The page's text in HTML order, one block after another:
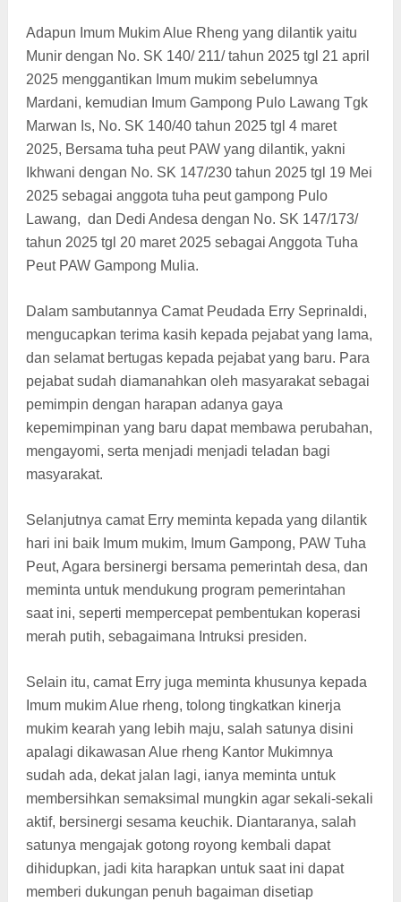
Adapun Imum Mukim Alue Rheng yang dilantik yaitu
Munir dengan No. SK 140/ 211/ tahun 2025 tgl 21 april
2025menggantikan Imum mukim sebelumnya
Mardani, kemudian Imum Gampong Pulo Lawang Tgk
Marwan Is, No. SK 140/40 tahun 2025 tgl 4 maret
2025, Bersama tuha peut PAW yang dilantik, yakni
Ikhwani dengan No. SK 147/230 tahun 2025 tgl 19 Mei
2025sebagai anggota tuha peut gampong Pulo
Lawang, dan Dedi Andesa dengan No. SK 147/173/
tahun 2025 tgl 20 maret 2025 sebagai Anggota Tuha
Peut PAW Gampong Mulia.
Dalam sambutannya Camat Peudada Erry Seprinaldi,
mengucapkan terima kasih kepada pejabat yang lama,
dan selamat bertugas kepada pejabat yang baru. Para
pejabat sudah diamanahkan oleh masyarakat sebagai
pemimpin dengan harapan adanya gaya
kepemimpinan yang baru dapat membawa perubahan,
mengayomi, serta menjadi menjadi teladan bagi
masyarakat.
Selanjutnya camat Erry meminta kepada yang dilantik
hari ini baik Imum mukim, Imum Gampong, PAW Tuha
Peut, Agara bersinergi bersama pemerintah desa, dan
meminta untuk mendukung program pemerintahan
saat ini, seperti mempercepat pembentukan koperasi
merah putih, sebagaimana Intruksi presiden.
Selain itu, camat Erry juga meminta khusunya kepada
Imum mukim Alue rheng, tolong tingkatkan kinerja
mukim kearah yang lebih maju, salah satunya disini
apalagi dikawasan Alue rheng Kantor Mukimnya
sudah ada, dekat jalan lagi, ianya meminta untuk
membersihkan semaksimal mungkin agar sekali-sekali
aktif, bersinergi sesama keuchik. Diantaranya, salah
satunya mengajak gotong royong kembali dapat
dihidupkan, jadi kita harapkan untuk saat ini dapat
memberi dukungan penuh bagaiman disetiap